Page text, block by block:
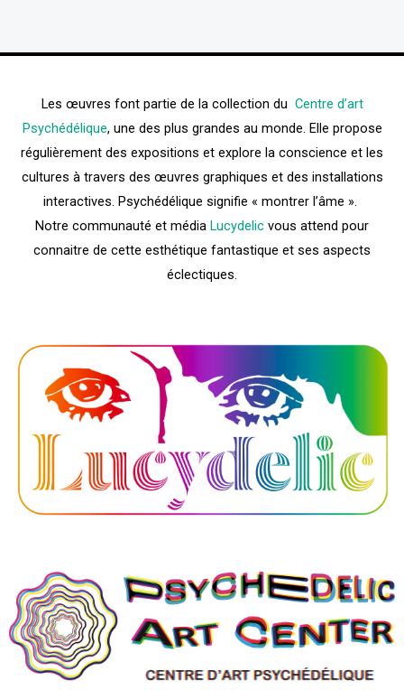
Les œuvres font partie de la collection du Centre d’art
Psychédélique, une des plus grandes au monde. Elle propose
régulièrement des expositions et explore la conscience et les
cultures à travers des œuvres graphiques et des installations
interactives. Psychédélique signifie « montrer l’âme ».
Notre communauté et média Lucydelic vous attend pour
connaitre de cette esthétique fantastique et ses aspects
éclectiques.